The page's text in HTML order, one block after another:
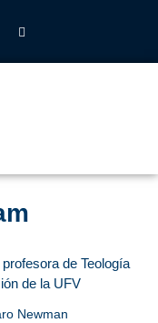
de Teología
de la UFV
Newman